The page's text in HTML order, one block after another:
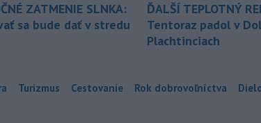
ZATMENIE SLNKA:
sa bude dať v stredu
ĎALŠÍ TEPLOTNÝ
Tentoraz padol v
Plachtinciach
Turizmus Cestovanie Rok dobrovoľníctva